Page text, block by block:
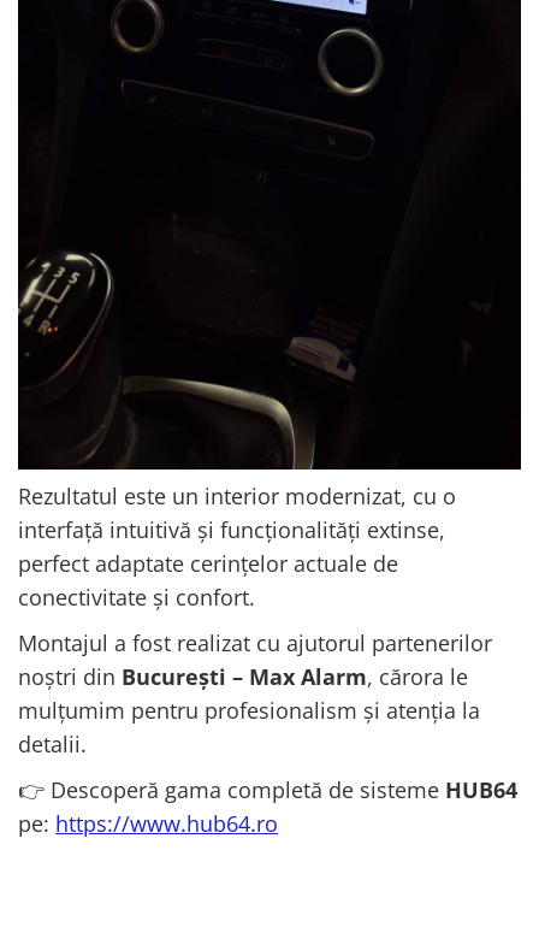
Rezultatul este un interior modernizat, cu o
interfață intuitivă și funcționalități extinse,
perfect adaptate cerințelor actuale de
conectivitate și confort.
Montajul a fost realizat cu ajutorul partenerilor
noștri din București – Max Alarm, cărora le
mulțumim pentru profesionalism și atenția la
detalii.
👉 Descoperă gama completă de sisteme HUB64
pe: https://www.hub64.ro